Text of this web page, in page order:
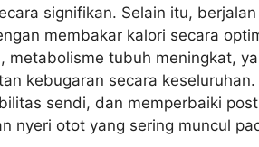
signifikan. Selain itu,
membakar kalori secara
metabolisme tubuh meningkat,
kebugaran secara
sendi, dan memperbaiki
nyeri otot yang sering muncul